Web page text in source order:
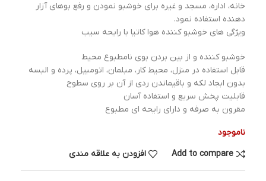
خانه، اداره، مسجد و غیره برای خوشبو نمودن و رفع بوهای آزار
دهنده استفاده نمود.
ویژگی های خوشبو کننده هوا کاتیا با رایحه سیب
خوشبو کننده و از بین بردن بوی نامطبوع محیط
قابل استفاده در منزل، محیط کار، مبلمان، اتومبیل، پرده و البسه
بدون ابجاد لکه و باقیماندن ردی از آن بر روی سطوح
قابلیت پخش سریع و استفاده آسان
مقرون به صرفه و دارای رایحه ای مطبوع
ناموجود
Add to compare
افزودن به علاقه مندی